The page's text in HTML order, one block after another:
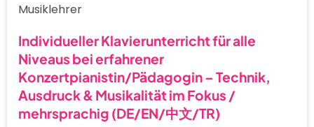
Musiklehrer
Individueller Klavierunterricht für alle
Niveaus bei erfahrener
Konzertpianistin/Pädagogin – Technik,
Ausdruck & Musikalität im Fokus /
mehrsprachig (DE/EN/中文/TR)